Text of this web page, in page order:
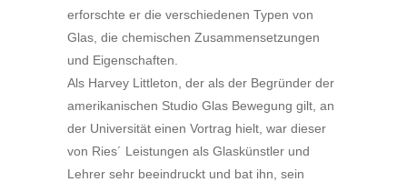
erforschte er die verschiedenen Typen von
Glas, die chemischen Zusammensetzungen
und Eigenschaften.
Als Harvey Littleton, der als der Begründer der
amerikanischen Studio Glas Bewegung gilt, an
der Universität einen Vortrag hielt, war dieser
von Ries´ Leistungen als Glaskünstler und
Lehrer sehr beeindruckt und bat ihn, sein